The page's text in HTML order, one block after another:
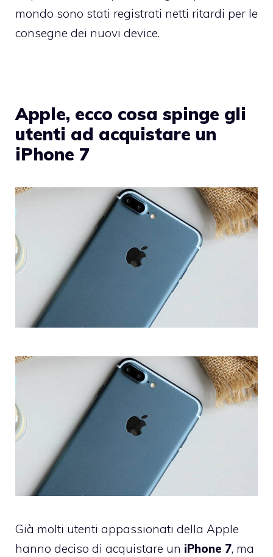
mondo sono stati registrati netti ritardi per le
consegne dei nuovi device.
Apple, ecco cosa spinge gli
utenti ad acquistare un
iPhone 7
Già molti utenti appassionati della Apple
hanno deciso di acquistare un iPhone 7, ma